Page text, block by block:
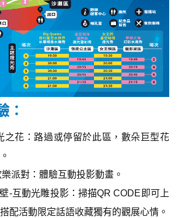
：
之花：路過或停留於此區，數朵巨型花
派對：體驗互動投影動畫。
-互動光雕投影：掃描QR CODE即可上
配活動限定話語收藏獨有的觀展心情。